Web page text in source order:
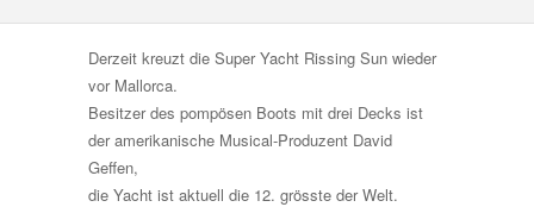
Derzeit kreuzt die Super Yacht Rissing Sun wieder
vor Mallorca.
Besitzer des pompösen Boots mit drei Decks ist
der amerikanische Musical-Produzent David
Geffen,
die Yacht ist aktuell die 12. grösste der Welt.